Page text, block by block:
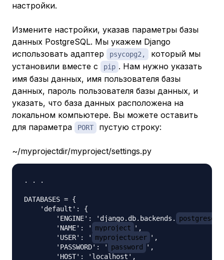
настройки.
Измените настройки, указав параметры базы
данных PostgreSQL. Мы укажем Django
использовать адаптер
psycopg2,
который мы
установили вместе с
pip . Нам нужно указать
имя базы данных, имя пользователя базы
данных, пароль пользователя базы данных, и
указать, что база данных расположена на
локальном компьютере. Вы можете оставить
для параметра
PORT пустую строку:
~/myprojectdir/myproject/settings.py
. . .
DATABASES = {
    'default': {
        'ENGINE': 'django.db.backends.
        'NAME': '
myproject
',
        'USER': '
myprojectuser ',
        'PASSWORD': '
password
',
        'HOST': 'localhost',